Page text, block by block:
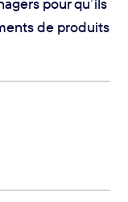
pour qu’ils
de produits